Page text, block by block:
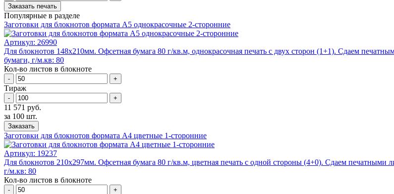
Заказать печать
Популярные в разделе
Заготовки для блокнотов формата А5 однокрасочные 2-сторонние
Артикул: 26990
Для блокнотов 148х210мм. Офсетная бумага 80 г/кв.м, однокрасочная печать с двух сторон (1+1). Сдаем
бумаги, г/м.кв: 80
Кол-во листов в блокноте
- +
Тираж
- +
11 571 руб.
за 100 шт.
Заказать
Заготовки для блокнотов формата А4 цветные 1-сторонние
Артикул: 19237
Для блокнотов 210х297мм. Офсетная бумага 80 г/кв.м, цветная печать с одной стороны (4+0). Сдаем печатными
г/м.кв: 80
Кол-во листов в блокноте
- +